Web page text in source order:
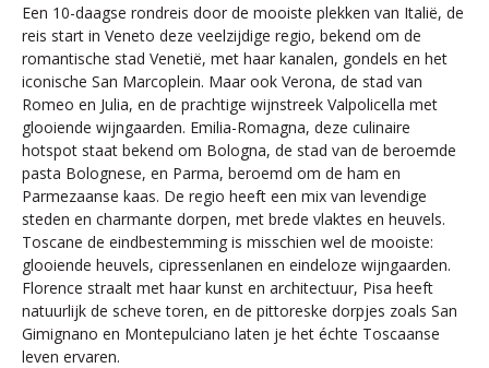
Een 10-daagse rondreis door de mooiste plekken van Italië, de
reis start in Veneto deze veelzijdige regio, bekend om de
romantische stad Venetië, met haar kanalen, gondels en het
iconische San Marcoplein. Maar ook Verona, de stad van
Romeo en Julia, en de prachtige wijnstreek Valpolicella met
glooiende wijngaarden. Emilia-Romagna, deze culinaire
hotspot staat bekend om Bologna, de stad van de beroemde
pasta Bolognese, en Parma, beroemd om de ham en
Parmezaanse kaas. De regio heeft een mix van levendige
steden en charmante dorpen, met brede vlaktes en heuvels.
Toscane de eindbestemming is misschien wel de mooiste:
glooiende heuvels, cipressenlanen en eindeloze wijngaarden.
Florence straalt met haar kunst en architectuur, Pisa heeft
natuurlijk de scheve toren, en de pittoreske dorpjes zoals San
Gimignano en Montepulciano laten je het échte Toscaanse
leven ervaren.